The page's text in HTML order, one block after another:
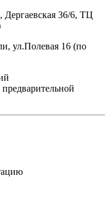
36/6, ТЦ
ул.Полевая 16 (по